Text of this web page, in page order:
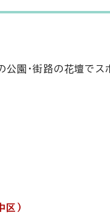
園・街路の花壇でス
区）